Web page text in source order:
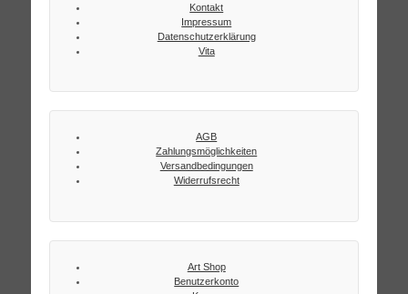
Kontakt
Impressum
Datenschutzerklärung
Vita
AGB
Zahlungsmöglichkeiten
Versandbedingungen
Widerrufsrecht
Art Shop
Benutzerkonto